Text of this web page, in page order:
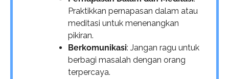
Praktikkan pernapasan dalam atau
meditasi untuk menenangkan
pikiran.
Berkomunikasi: Jangan ragu untuk
berbagi masalah dengan orang
terpercaya.